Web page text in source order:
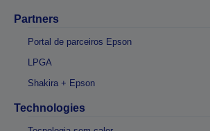
Partners
Portal de parceiros Epson
LPGA
Shakira + Epson
Technologies